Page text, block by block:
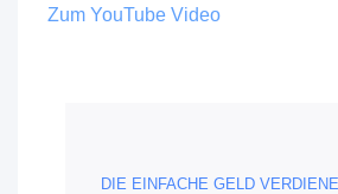
Zum YouTube Video
DIE EINFACHE GELD